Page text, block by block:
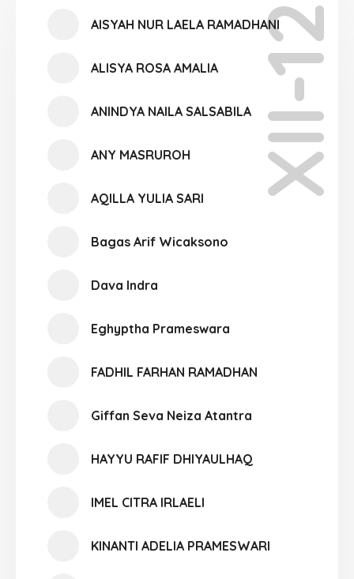
XII-12
AISYAH NUR LAELA RAMADHANI
ALISYA ROSA AMALIA
ANINDYA NAILA SALSABILA
ANY MASRUROH
AQILLA YULIA SARI
Bagas Arif Wicaksono
Dava Indra
Eghyptha Prameswara
FADHIL FARHAN RAMADHAN
Giffan Seva Neiza Atantra
HAYYU RAFIF DHIYAULHAQ
IMEL CITRA IRLAELI
KINANTI ADELIA PRAMESWARI